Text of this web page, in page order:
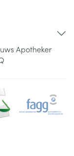
Apotheker